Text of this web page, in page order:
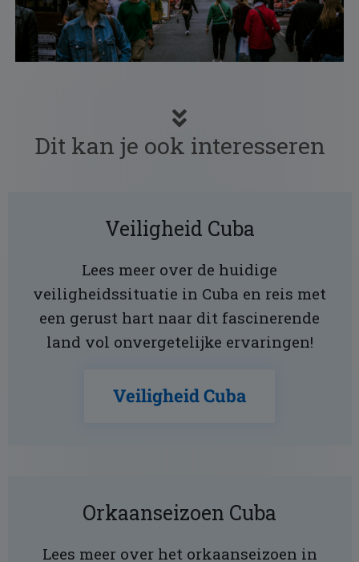
Dit kan je ook interesseren
Veiligheid Cuba
Lees meer over de huidige
veiligheidssituatie in Cuba en reis met
een gerust hart naar dit fascinerende
land vol onvergetelijke ervaringen!
Veiligheid Cuba
Orkaanseizoen Cuba
Lees meer over het orkaanseizoen in